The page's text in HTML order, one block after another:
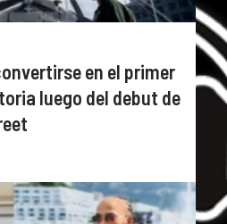
en el primer
luego del debut de